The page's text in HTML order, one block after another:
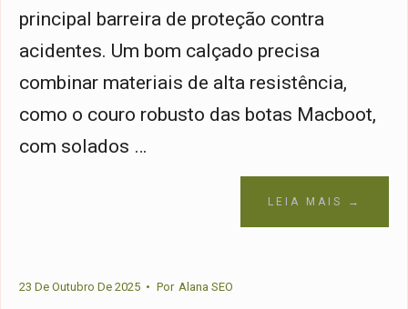
principal barreira de proteção contra
acidentes. Um bom calçado precisa
combinar materiais de alta resistência,
como o couro robusto das botas Macboot,
com solados …
LEIA MAIS →
23 De Outubro De 2025 • Por Alana SEO